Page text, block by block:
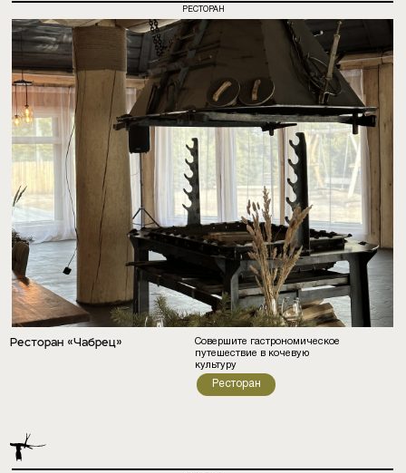
Совершите гастрономическое
путешествие в кочевую
культуру
Ресторан «Чабрец»
РЕСТОРАН
Ресторан